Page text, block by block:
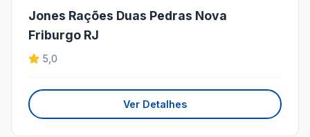
Jones Rações Duas Pedras Nova
Friburgo RJ
5,0
Ver Detalhes